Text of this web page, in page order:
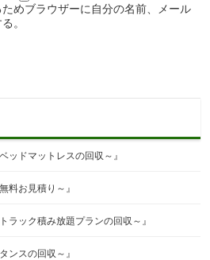
めブラウザーに自分の名前、メール
。
ッドマットレスの回収～』
料お見積り～』
ラック積み放題プランの回収～』
ンスの回収～』